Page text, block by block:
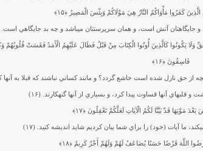
كَفَرُوا مَأْوَاكُمُ النَّارُ هِيَ مَوْلَاكُمْ وَبِئْسَ الْمَصِيرُ ﴿۱۵﴾
و جايگاهتان آتش است، و همان سرپرستتان مي‏باشد و چه بد جايگاهي است.
وَلَا يَكُونُوا كَالَّذِينَ أُوتُوا الْكِتَابَ مِنْ قَبْلُ فَطَالَ عَلَيْهِمُ الْأَمَدُ فَقَسَتْ قُلُوبُهُمْ
فَاسِقُونَ ﴿۱۶﴾
از حق نازل شده است خاشع گردد؟ و مانند كساني نباشند كه قبلا به آنها
آنها قساوت پيدا كرد، و بسياري از آنها گنهكارند. (۱۶)
بَعْدَ مَوْتِهَا قَدْ بَيَّنَّا لَكُمُ الْآيَاتِ لَعَلَّكُمْ تَعْقِلُونَ ﴿۱۷﴾
ما آيات (خود) را براي شما بيان كرديم شايد انديشه كنيد. (۱۷)
اللَّهَ قَرْضًا حَسَنًا يُضَاعَفُ لَهُمْ وَلَهُمْ أَجْرٌ كَرِيمٌ﴿۱۸﴾